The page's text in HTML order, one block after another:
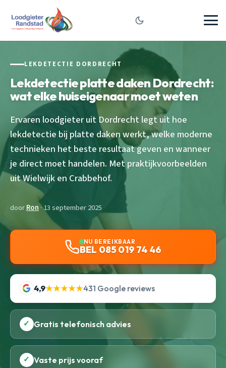
LEKDETECTIE DORDRECHT
Lekdetectie platte daken Dordrecht:
wat elke huiseigenaar moet weten
Ervaren loodgieter uit Dordrecht legt uit hoe
lekdetectie bij platte daken werkt, welke moderne
technieken het beste resultaat geven en wanneer
je direct moet handelen. Met praktijkvoorbeelden
uit Wielwijk en Crabbehof.
doorRon· 13 september 2025
NU BEREIKBAAR
BEL 085 019 74 46
4,9★★★★★431 Google reviews
✓ Gratis telefonisch advies
✓ Vaste prijs vooraf